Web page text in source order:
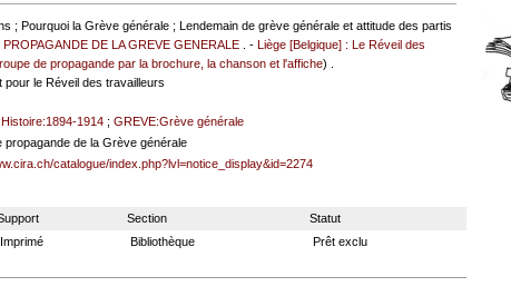
; Pourquoi la Grève générale ; Lendemain de grève générale et attitude des partis
DE LA GREVE GENERALE . -Liège [Belgique] : Le Réveil des
de propagande par la brochure, la chanson et l'affiche) .
le Réveil des travailleurs
1914; GREVE:Grève générale
propagande de la Grève générale
catalogue/index.php?lvl=notice_display&id=2274
Section
Statut
Imprimé Bibliothèque Prêt exclu